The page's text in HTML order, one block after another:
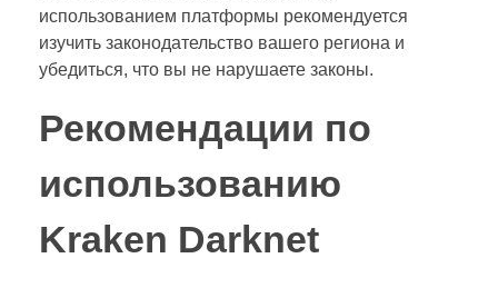
использованием платформы рекомендуется
изучить законодательство вашего региона и
убедиться, что вы не нарушаете законы.
Рекомендации по
использованию
Kraken Darknet